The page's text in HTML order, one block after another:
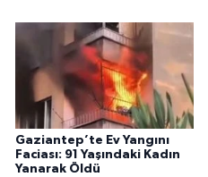
Gaziantep’te Ev Yangını
Faciası: 91 Yaşındaki Kadın
Yanarak Öldü